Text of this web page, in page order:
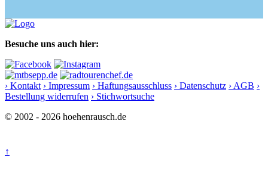
Besuche uns auch hier:
› Kontakt › Impressum › Haftungsausschluss › Datenschutz › AGB ›
Bestellung widerrufen › Stichwortsuche
© 2002 - 2026 hoehenrausch.de
↑